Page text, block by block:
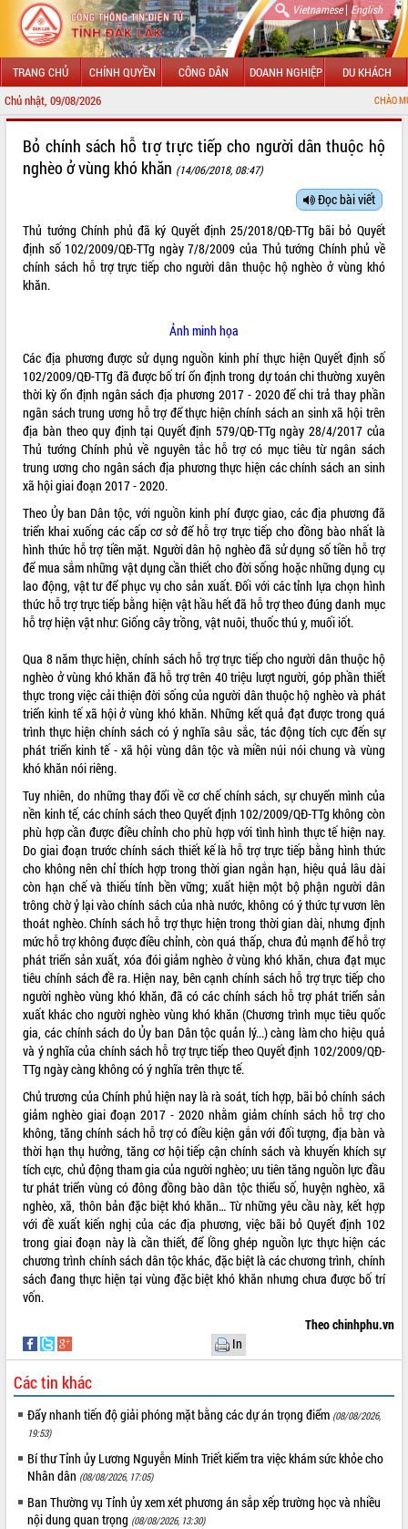
Vietnamese| English
TRANG CHỦ CHÍNH QUYỀN CÔNG DÂN DOANH NGHIỆP DU KHÁCH
Chủ nhật, 09/08/2026 CHÀO MỪNG ĐẾN
LÃNH ĐẠO UBND TỈNH
SỞ, BAN, NGÀNH
UBND CÁC XÃ, PHƯỜNG
HỆ THỐNG VĂN BẢN
VĂN BẢN HĐND TỈNH
ĐIỂM TIN VĂN BẢN
QUY HOẠCH - KẾ HOẠCH
VIDEO
Không có file video nào để phát.
ALBUM ẢNH
LIÊN KẾT WEB
THỐNG KÊ TRUY CẬP
Hôm nay:
17956
Tất cả:
66103624
Bỏ chính sách hỗ trợ trực tiếp cho người dân thuộc hộ
nghèo ở vùng khó khăn (14/06/2018, 08:47)
Đọc bài viết
Thủ tướng Chính phủ đã ký Quyết định 25/2018/QĐ-TTg bãi bỏ Quyết
định số 102/2009/QĐ-TTg ngày 7/8/2009 của Thủ tướng Chính phủ về
chính sách hỗ trợ trực tiếp cho người dân thuộc hộ nghèo ở vùng khó
khăn.
Ảnh minh họa
Các địa phương được sử dụng nguồn kinh phí thực hiện Quyết định số
102/2009/QĐ-TTg đã được bố trí ổn định trong dự toán chi thường xuyên
thời kỳ ổn định ngân sách địa phương 2017 - 2020 để chi trả thay phần
ngân sách trung ương hỗ trợ để thực hiện chính sách an sinh xã hội trên
địa bàn theo quy định tại Quyết định 579/QĐ-TTg ngày 28/4/2017 của
Thủ tướng Chính phủ về nguyên tắc hỗ trợ có mục tiêu từ ngân sách
trung ương cho ngân sách địa phương thực hiện các chính sách an sinh
xã hội giai đoạn 2017 - 2020.
Theo Ủy ban Dân tộc, với nguồn kinh phí được giao, các địa phương đã
triển khai xuống các cấp cơ sở để hỗ trợ trực tiếp cho đồng bào nhất là
hình thức hỗ trợ tiền mặt. Người dân hộ nghèo đã sử dụng số tiền hỗ trợ
để mua sắm những vật dụng cần thiết cho đời sống hoặc những dụng cụ
lao động, vật tư để phục vụ cho sản xuất. Đối với các tỉnh lựa chọn hình
thức hỗ trợ trực tiếp bằng hiện vật hầu hết đã hỗ trợ theo đúng danh mục
hỗ trợ hiện vật như: Giống cây trồng, vật nuôi, thuốc thú y, muối iốt.
Qua 8 năm thực hiện, chính sách hỗ trợ trực tiếp cho người dân thuộc hộ
nghèo ở vùng khó khăn đã hỗ trợ trên 40 triệu lượt người, góp phần thiết
thực trong việc cải thiện đời sống của người dân thuộc hộ nghèo và phát
triển kinh tế xã hội ở vùng khó khăn. Những kết quả đạt được trong quá
trình thực hiện chính sách có ý nghĩa sâu sắc, tác động tích cực đến sự
phát triển kinh tế - xã hội vùng dân tộc và miền núi nói chung và vùng
khó khăn nói riêng.
Tuy nhiên, do những thay đổi về cơ chế chính sách, sự chuyển mình của
nền kinh tế, các chính sách theo Quyết định 102/2009/QĐ-TTg không còn
phù hợp cần được điều chỉnh cho phù hợp với tình hình thực tế hiện nay.
Do giai đoạn trước chính sách thiết kế là hỗ trợ trực tiếp bằng hình thức
cho không nên chỉ thích hợp trong thời gian ngắn hạn, hiệu quả lâu dài
còn hạn chế và thiếu tính bền vững; xuất hiện một bộ phận người dân
trông chờ ỷ lại vào chính sách của nhà nước, không có ý thức tự vươn lên
thoát nghèo. Chính sách hỗ trợ thực hiện trong thời gian dài, nhưng định
mức hỗ trợ không được điều chỉnh, còn quá thấp, chưa đủ mạnh để hỗ trợ
phát triển sản xuất, xóa đói giảm nghèo ở vùng khó khăn, chưa đạt mục
tiêu chính sách đề ra. Hiện nay, bên cạnh chính sách hỗ trợ trực tiếp cho
người nghèo vùng khó khăn, đã có các chính sách hỗ trợ phát triển sản
xuất khác cho người nghèo vùng khó khăn (Chương trình mục tiêu quốc
gia, các chính sách do Ủy ban Dân tộc quản lý...) càng làm cho hiệu quả
và ý nghĩa của chính sách hỗ trợ trực tiếp theo Quyết định 102/2009/QĐ-
TTg ngày càng không có ý nghĩa trên thực tế.
Chủ trương của Chính phủ hiện nay là rà soát, tích hợp, bãi bỏ chính sách
giảm nghèo giai đoạn 2017 - 2020 nhằm giảm chính sách hỗ trợ cho
không, tăng chính sách hỗ trợ có điều kiện gắn với đối tượng, địa bàn và
thời hạn thụ hưởng, tăng cơ hội tiếp cận chính sách và khuyến khích sự
tích cực, chủ động tham gia của người nghèo; ưu tiên tăng nguồn lực đầu
tư phát triển vùng có đông đồng bào dân tộc thiểu số, huyện nghèo, xã
nghèo, xã, thôn bản đặc biệt khó khăn… Từ những yêu cầu này, kết hợp
với đề xuất kiến nghị của các địa phương, việc bãi bỏ Quyết định 102
trong giai đoạn này là cần thiết, để lồng ghép nguồn lực thực hiện các
chương trình chính sách dân tộc khác, đặc biệt là các chương trình, chính
sách đang thực hiện tại vùng đặc biệt khó khăn nhưng chưa được bố trí
vốn.
Theo chinhphu.vn
In
Các tin khác
Đẩy nhanh tiến độ giải phóng mặt bằng các dự án trọng điểm (08/08/2026,
19:53)
Bí thư Tỉnh ủy Lương Nguyễn Minh Triết kiểm tra việc khám sức khỏe cho
Nhân dân (08/08/2026, 17:05)
Ban Thường vụ Tỉnh ủy xem xét phương án sắp xếp trường học và nhiều
nội dung quan trọng (08/08/2026, 13:30)